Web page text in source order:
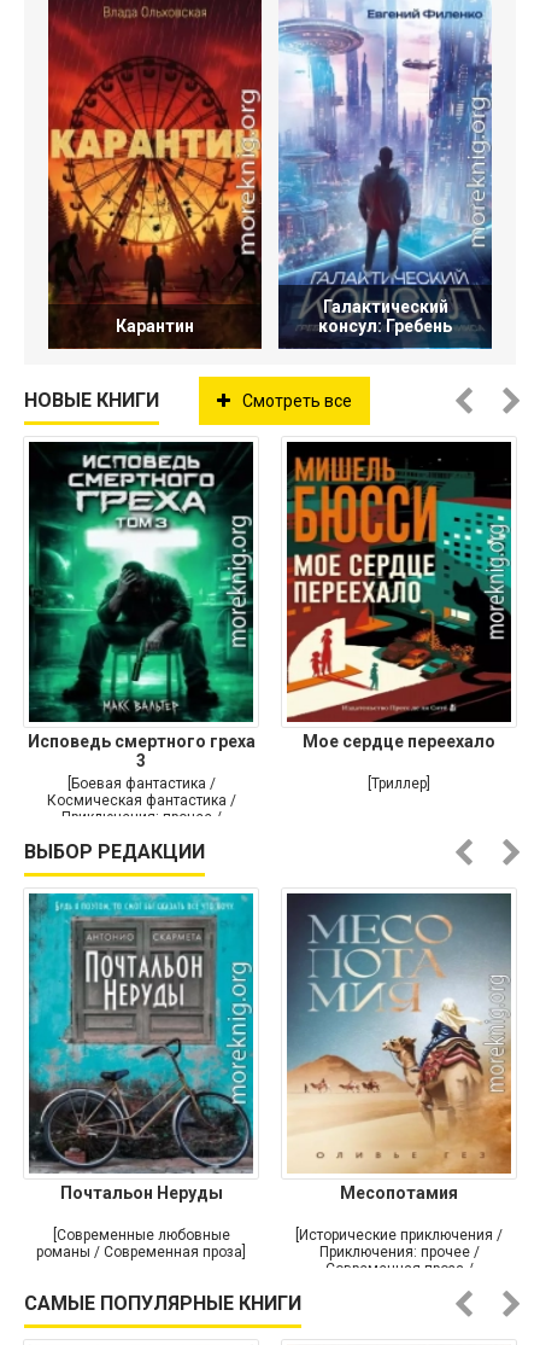
Карантин
Галактический
консул: Гребень
НОВЫЕ КНИГИ Смотреть все
Исповедь смертного греха
3
[Боевая фантастика /
Космическая фантастика /
Приключения: прочее /
Мое сердце переехало
[Триллер]
ВЫБОР РЕДАКЦИИ
Почтальон Неруды
[Современные любовные
романы / Современная проза]
Месопотамия
[Исторические приключения /
Приключения: прочее /
Современная проза /
САМЫЕ ПОПУЛЯРНЫЕ КНИГИ